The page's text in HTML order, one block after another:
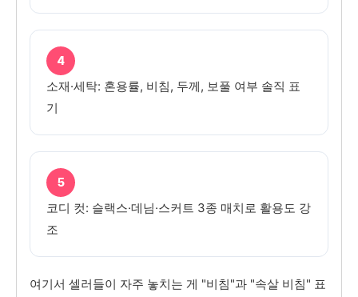
4
소재·세탁: 혼용률, 비침, 두께, 보풀 여부 솔직 표
기
5
코디 컷: 슬랙스·데님·스커트 3종 매치로 활용도 강
조
여기서 셀러들이 자주 놓치는 게 "비침"과 "속살 비침" 표